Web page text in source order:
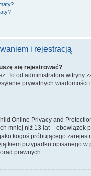
i rejestracją
się rejestrować?
To od administratora witryny
prywatnych
Online Privacy and
mniej niż 13 lat –
kogoś próbującego
przypadku opisanego w
prawnych.